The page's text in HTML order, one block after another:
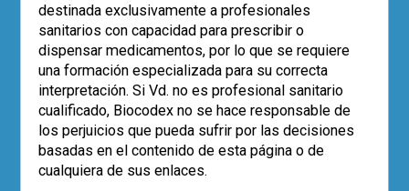
ACTUALÍZATE | ARTÍCULOS
El Big Bang y el mundo
microbiano
Dr. Francisco Guarner
Recorrido por la historia del universo
destinada exclusivamente a profesionales
sanitarios con capacidad para prescribir o
dispensar medicamentos, por lo que se requiere
una formación especializada para su correcta
interpretación. Si Vd. no es profesional sanitario
cualificado, Biocodex no se hace responsable de
los perjuicios que pueda sufrir por las decisiones
basadas en el contenido de esta página o de
cualquiera de sus enlaces.